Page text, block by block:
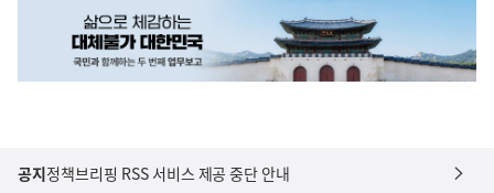
공지정책브리핑 RSS 서비스 제공 중단 안내